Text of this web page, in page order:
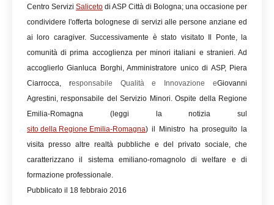
Centro Servizi Saliceto di ASP Città di Bologna; una occasione per
condividere l'offerta bolognese di servizi alle persone anziane ed
ai loro caragiver. Successivamente è stato visitato Il Ponte, la
comunità di prima accoglienza per minori italiani e stranieri. Ad
accoglierlo Gianluca Borghi, Amministratore unico di ASP, Piera
Ciarrocca, responsabile Qualità e Innovazione eGiovanni
Agrestini, responsabile del Servizio Minori. Ospite della Regione
Emilia-Romagna (leggi la notizia sul
sito della Regione Emilia-Romagna) il Ministro ha proseguito la
visita presso altre realtà pubbliche e del privato sociale, che
caratterizzano il sistema emiliano-romagnolo di welfare e di
formazione professionale.
Pubblicato il 18 febbraio 2016